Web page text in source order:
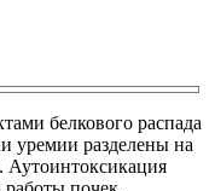
белкового распада
уремии разделены на
Аутоинтоксикация